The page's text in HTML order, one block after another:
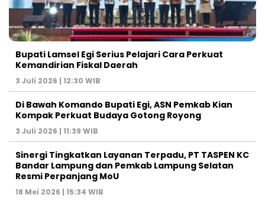
Bupati Lamsel Egi Serius Pelajari Cara Perkuat
Kemandirian Fiskal Daerah
3 Juli 2026 | 12:30 WIB
Di Bawah Komando Bupati Egi, ASN Pemkab Kian
Kompak Perkuat Budaya Gotong Royong
3 Juli 2026 | 11:39 WIB
Sinergi Tingkatkan Layanan Terpadu, PT TASPEN KC
Bandar Lampung dan Pemkab Lampung Selatan
Resmi Perpanjang MoU
18 Mei 2026 | 15:34 WIB